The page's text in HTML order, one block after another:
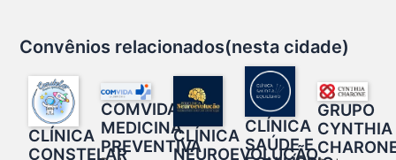
Convênios relacionados(nesta cidade)
CLÍNICA
CONSTELAR
COMVIDA –
MEDICINA
PREVENTIVA
CLÍNICA
NEUROEVOLUÇÃO
CLÍNICA
SAÚDE E
GRUPO
CYNTHIA